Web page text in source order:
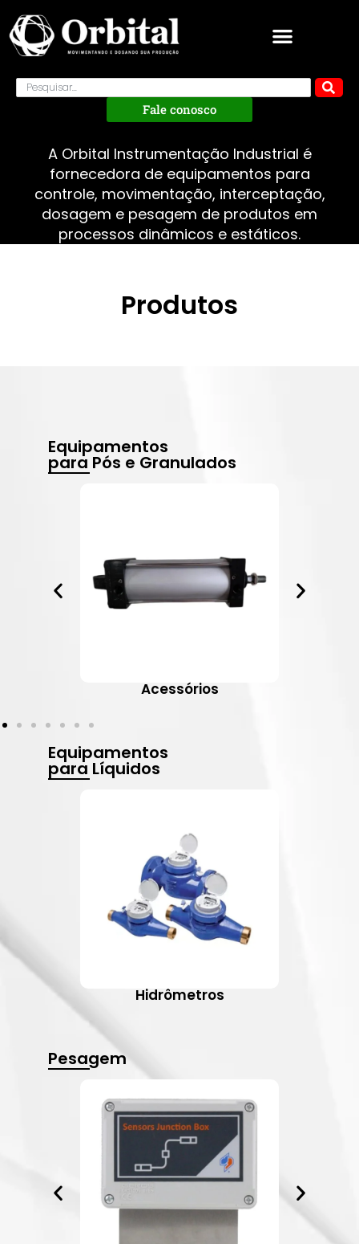
Fale conosco
A Orbital Instrumentação Industrial é
fornecedora de equipamentos para
controle, movimentação, interceptação,
dosagem e pesagem de produtos em
processos dinâmicos e estáticos.
Produtos
Equipamentos
para Pós e Granulados
Acessórios
Equipamentos
para Líquidos
Hidrômetros
Pesagem